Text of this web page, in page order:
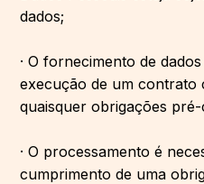
dados;
· O fornecimento de
execução de um
quaisquer obrigações
· O processamento é
cumprimento de uma